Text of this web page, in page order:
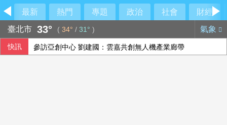
最新 熱門 專題 政治 社會
財經
臺北市 33° ( 34° / 31° ) 氣象
快訊 參訪亞創中心 劉建國：雲嘉共創無人機產業廊帶